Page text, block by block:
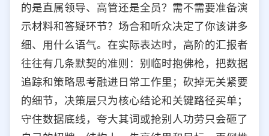
的是直属领导、高管还是全员？需不需要准备演
示材料和答疑环节？场合和听众决定了你该讲多
细、用什么语气。在实际表达时，高阶的汇报者
往往有几条默契的准则：别临时抱佛枪，把数据
追踪和策略思考融进日常工作里；砍掉无关紧要
的细节，决策层只为核心结论和关键路径买单；
守住数据底线，夸大其词或抢别人功劳只会砸了